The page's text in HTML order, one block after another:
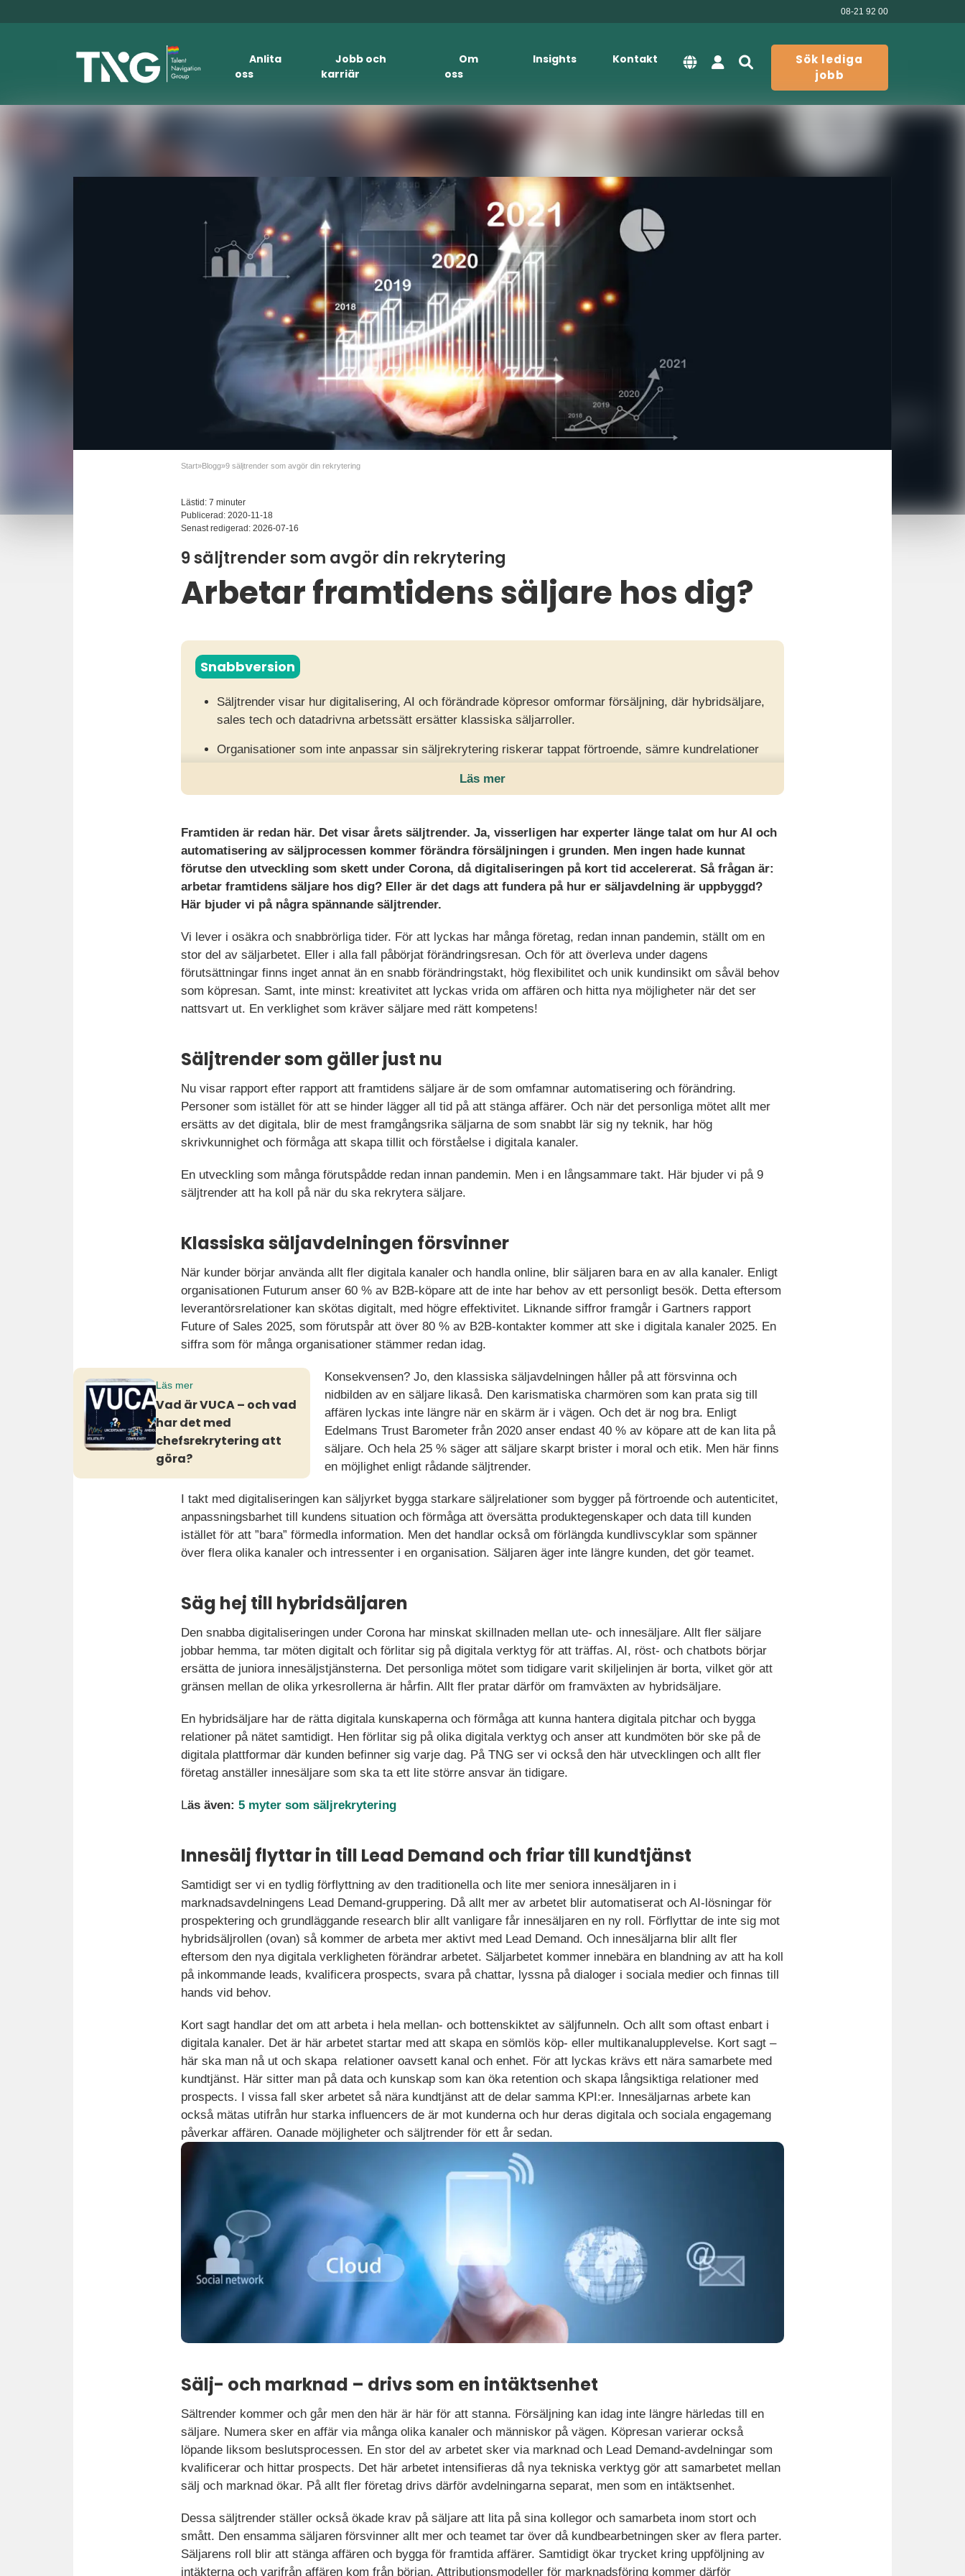
08-21 92 00
Anlita
oss
Jobb och
karriär
Om
oss
Insights Kontakt
Sök lediga
jobb
Start»Blogg»9 säljtrender som avgör din rekrytering
Lästid: 7 minuter
Publicerad: 2020-11-18
Senast redigerad: 2026-07-16
9 säljtrender som avgör din rekrytering
Arbetar framtidens säljare hos dig?
Snabbversion
Säljtrender visar hur digitalisering, AI och förändrade köpresor omformar försäljning, där hybridsäljare,
sales tech och datadrivna arbetssätt ersätter klassiska säljarroller.
Organisationer som inte anpassar sin säljrekrytering riskerar tappat förtroende, sämre kundrelationer
Framåt krävs rekrytering av säljare med digital mognad, starka soft skills, datakompetens och förmåga
Läs mer
Framtiden är redan här. Det visar årets säljtrender. Ja, visserligen har experter länge talat om hur AI och
automatisering av säljprocessen kommer förändra försäljningen i grunden. Men ingen hade kunnat
förutse den utveckling som skett under Corona, då digitaliseringen på kort tid accelererat. Så frågan är:
arbetar framtidens säljare hos dig? Eller är det dags att fundera på hur er säljavdelning är uppbyggd?
Här bjuder vi på några spännande säljtrender.
Vi lever i osäkra och snabbrörliga tider. För att lyckas har många företag, redan innan pandemin, ställt om en
stor del av säljarbetet. Eller i alla fall påbörjat förändringsresan. Och för att överleva under dagens
förutsättningar finns inget annat än en snabb förändringstakt, hög flexibilitet och unik kundinsikt om såväl behov
som köpresan. Samt, inte minst: kreativitet att lyckas vrida om affären och hitta nya möjligheter när det ser
nattsvart ut. En verklighet som kräver säljare med rätt kompetens!
Säljtrender som gäller just nu
Nu visar rapport efter rapport att framtidens säljare är de som omfamnar automatisering och förändring.
Personer som istället för att se hinder lägger all tid på att stänga affärer. Och när det personliga mötet allt mer
ersätts av det digitala, blir de mest framgångsrika säljarna de som snabbt lär sig ny teknik, har hög
skrivkunnighet och förmåga att skapa tillit och förståelse i digitala kanaler.
En utveckling som många förutspådde redan innan pandemin. Men i en långsammare takt. Här bjuder vi på 9
säljtrender att ha koll på när du ska rekrytera säljare.
Klassiska säljavdelningen försvinner
När kunder börjar använda allt fler digitala kanaler och handla online, blir säljaren bara en av alla kanaler. Enligt
organisationen Futurum anser 60 % av B2B-köpare att de inte har behov av ett personligt besök. Detta eftersom
leverantörsrelationer kan skötas digitalt, med högre effektivitet. Liknande siffror framgår i Gartners rapport
Future of Sales 2025, som förutspår att över 80 % av B2B-kontakter kommer att ske i digitala kanaler 2025. En
siffra som för många organisationer stämmer redan idag.
Läs mer
Vad är VUCA – och vad
har det med
chefsrekrytering att
göra?
Konsekvensen? Jo, den klassiska säljavdelningen håller på att försvinna och
nidbilden av en säljare likaså. Den karismatiska charmören som kan prata sig till
affären lyckas inte längre när en skärm är i vägen. Och det är nog bra. Enligt
Edelmans Trust Barometer från 2020 anser endast 40 % av köpare att de kan lita på
säljare. Och hela 25 % säger att säljare skarpt brister i moral och etik. Men här finns
en möjlighet enligt rådande säljtrender.
I takt med digitaliseringen kan säljyrket bygga starkare säljrelationer som bygger på förtroende och autenticitet,
anpassningsbarhet till kundens situation och förmåga att översätta produktegenskaper och data till kunden
istället för att ”bara” förmedla information. Men det handlar också om förlängda kundlivscyklar som spänner
över flera olika kanaler och intressenter i en organisation. Säljaren äger inte längre kunden, det gör teamet.
Säg hej till hybridsäljaren
Den snabba digitaliseringen under Corona har minskat skillnaden mellan ute- och innesäljare. Allt fler säljare
jobbar hemma, tar möten digitalt och förlitar sig på digitala verktyg för att träffas. AI, röst- och chatbots börjar
ersätta de juniora innesäljstjänsterna. Det personliga mötet som tidigare varit skiljelinjen är borta, vilket gör att
gränsen mellan de olika yrkesrollerna är hårfin. Allt fler pratar därför om framväxten av hybridsäljare.
En hybridsäljare har de rätta digitala kunskaperna och förmåga att kunna hantera digitala pitchar och bygga
relationer på nätet samtidigt. Hen förlitar sig på olika digitala verktyg och anser att kundmöten bör ske på de
digitala plattformar där kunden befinner sig varje dag. På TNG ser vi också den här utvecklingen och allt fler
företag anställer innesäljare som ska ta ett lite större ansvar än tidigare.
Läs även: 5 myter som säljrekrytering
Innesälj flyttar in till Lead Demand och friar till kundtjänst
Samtidigt ser vi en tydlig förflyttning av den traditionella och lite mer seniora innesäljaren in i
marknadsavdelningens Lead Demand-gruppering. Då allt mer av arbetet blir automatiserat och AI-lösningar för
prospektering och grundläggande research blir allt vanligare får innesäljaren en ny roll. Förflyttar de inte sig mot
hybridsäljrollen (ovan) så kommer de arbeta mer aktivt med Lead Demand. Och innesäljarna blir allt fler
eftersom den nya digitala verkligheten förändrar arbetet. Säljarbetet kommer innebära en blandning av att ha koll
på inkommande leads, kvalificera prospects, svara på chattar, lyssna på dialoger i sociala medier och finnas till
hands vid behov.
Kort sagt handlar det om att arbeta i hela mellan- och bottenskiktet av säljfunneln. Och allt som oftast enbart i
digitala kanaler. Det är här arbetet startar med att skapa en sömlös köp- eller multikanalupplevelse. Kort sagt –
här ska man nå ut och skapa relationer oavsett kanal och enhet. För att lyckas krävs ett nära samarbete med
kundtjänst. Här sitter man på data och kunskap som kan öka retention och skapa långsiktiga relationer med
prospects. I vissa fall sker arbetet så nära kundtjänst att de delar samma KPI:er. Innesäljarnas arbete kan
också mätas utifrån hur starka influencers de är mot kunderna och hur deras digitala och sociala engagemang
påverkar affären. Oanade möjligheter och säljtrender för ett år sedan.
Sälj- och marknad – drivs som en intäktsenhet
Sältrender kommer och går men den här är här för att stanna. Försäljning kan idag inte längre härledas till en
säljare. Numera sker en affär via många olika kanaler och människor på vägen. Köpresan varierar också
löpande liksom beslutsprocessen. En stor del av arbetet sker via marknad och Lead Demand-avdelningar som
kvalificerar och hittar prospects. Det här arbetet intensifieras då nya tekniska verktyg gör att samarbetet mellan
sälj och marknad ökar. På allt fler företag drivs därför avdelningarna separat, men som en intäktsenhet.
Dessa säljtrender ställer också ökade krav på säljare att lita på sina kollegor och samarbeta inom stort och
smått. Den ensamma säljaren försvinner allt mer och teamet tar över då kundbearbetningen sker av flera parter.
Säljarens roll blir att stänga affären och bygga för framtida affärer. Samtidigt ökar trycket kring uppföljning av
intäkterna och varifrån affären kom från början. Attributionsmodeller för marknadsföring kommer därför